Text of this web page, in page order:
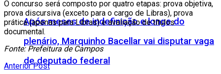
Após meses de indefinição e longe do
plenário, Marquinho Bacellar vai disputar vaga
de deputado federal
O concurso será composto por quatro etapas: prova objetiva,
prova discursiva (exceto para o cargo de Libras), prova
prática (apenas para Libras) e avaliação de títulos
documental.
Fonte: Prefeitura de Campos
Anterior Post